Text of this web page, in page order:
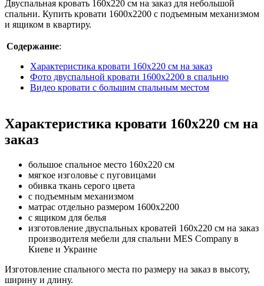
Двуспальная кровать 160х220 см на заказ для небольшой
спальни. Купить кровати 1600х2200 с подъемным механизмом
и ящиком в квартиру.
Содержание:
Характеристика кровати 160х220 см на заказ
Фото двуспальной кровати 1600х2200 в спальню
Видео кровати с большим спальным местом
Характеристика кровати 160х220 см на
заказ
большое спальное место 160х220 см
мягкое изголовье с пуговицами
обивка ткань серого цвета
с подъемным механизмом
матрас отдельно размером 1600х2200
с ящиком для белья
изготовление двуспальных кроватей 160х220 см на заказ
производителя мебели для спальни MES Company в
Киеве и Украине
Изготовление спального места по размеру на заказ в высоту,
ширину и длину.